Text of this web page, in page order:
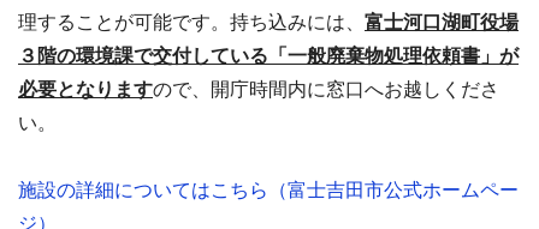
理することが可能です。持ち込みには、 富士河口湖町役場
３階の環境課で交付している「一般廃棄物処理依頼書」が
必要となりますので、開庁時間内に窓口へお越しくださ
い。
施設の詳細についてはこちら（富士吉田市公式ホームペー
ジ）